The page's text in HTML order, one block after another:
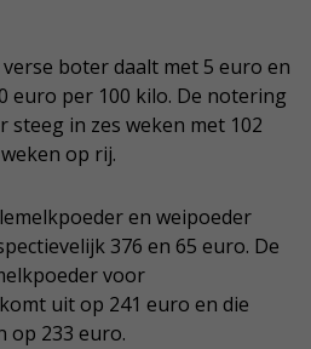
boter daalt met 5 euro en
euro per 100 kilo. De notering
steeg in zes weken met 102
op rij.
en weipoeder
376 en 65 euro. De
voor
uit op 241 euro en die
op 233 euro.